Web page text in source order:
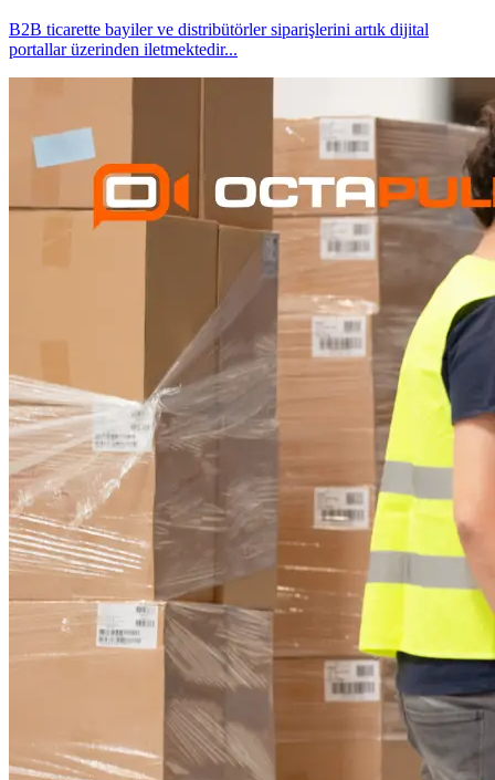
B2B ticarette bayiler ve distribütörler siparişlerini artık dijital
portallar üzerinden iletmektedir...